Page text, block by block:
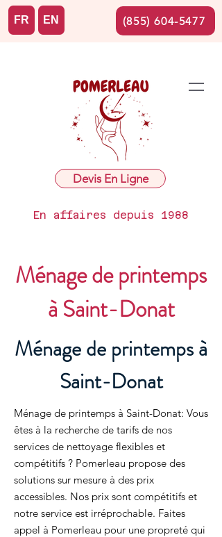
Devis En Ligne
En affaires depuis 1988
FR EN (855) 604-5477
Ménage de printemps
à Saint-Donat
Ménage de printemps à
Saint-Donat
Ménage de printemps à Saint-Donat: Vous
êtes à la recherche de tarifs de nos
services de nettoyage flexibles et
compétitifs ? Pomerleau propose des
solutions sur mesure à des prix
accessibles. Nos prix sont compétitifs et
notre service est irréprochable. Faites
appel à Pomerleau pour une propreté qui